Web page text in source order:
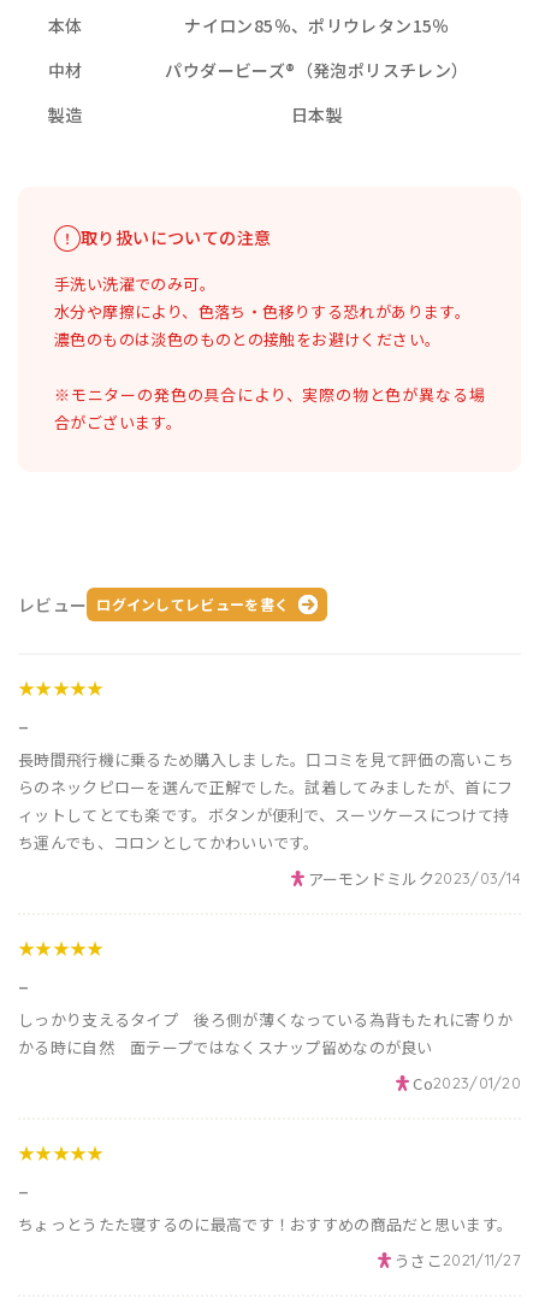
本体
ナイロン85％、ポリウレタン15％
中材
パウダービーズ®（発泡ポリスチレン）
製造
日本製
取り扱いについての注意
手洗い洗濯でのみ可。
水分や摩擦により、色落ち・色移りする恐れがあります。
濃色のものは淡色のものとの接触をお避けください。
※モニターの発色の具合により、実際の物と色が異なる場
合がございます。
レビュー ログインしてレビューを書く
★★★★★
長時間飛行機に乗るため購入しました。口コミを見て評価の高いこち
らのネックピローを選んで正解でした。試着してみましたが、首にフ
ィットしてとても楽です。ボタンが便利で、スーツケースにつけて持
ち運んでも、コロンとしてかわいいです。
アーモンドミルク2023/03/14
★★★★★
しっかり支えるタイプ 後ろ側が薄くなっている為背もたれに寄りか
かる時に自然 面テープではなくスナップ留めなのが良い
Co2023/01/20
★★★★★
ちょっとうたた寝するのに最高です！おすすめの商品だと思います。
うさこ2021/11/27